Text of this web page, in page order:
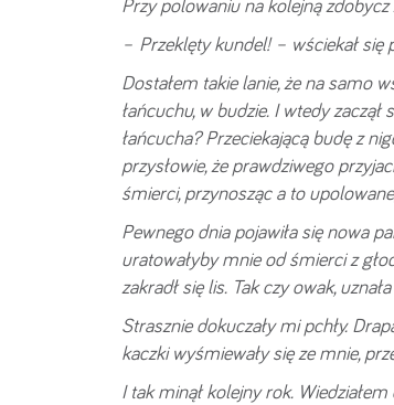
– Przeklęty kundel! – wściekał się
Dostałem takie lanie, że na samo
łańcuchu, w budzie. I wtedy
łańcucha? Przeciekającą budę z
przysłowie, że prawdziwego
śmierci, przynosząc a to
Pewnego dnia pojawiła się nowa
uratowałyby mnie od śmierci z
zakradł się lis. Tak czy owak,
Strasznie dokuczały mi pchły.
kaczki wyśmiewały się ze mnie,
I tak minął kolejny rok.